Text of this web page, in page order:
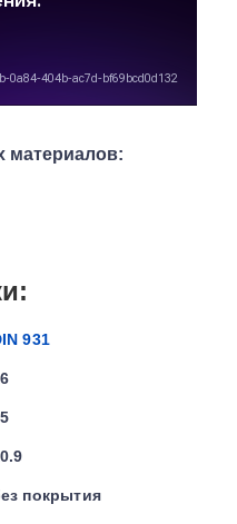
материалов:
931
покрытия